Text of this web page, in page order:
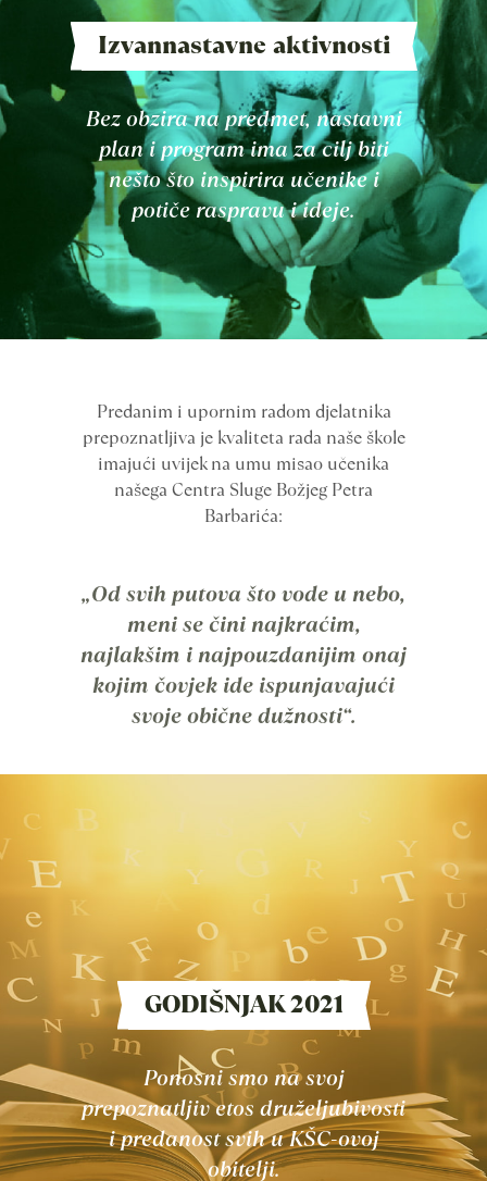
Izvannastavne aktivnosti
Bez obzira na predmet, nastavni
plan i program ima za cilj biti
nešto što inspirira učenike i
potiče raspravu i ideje.
Predanim i upornim radom djelatnika
prepoznatljiva je kvaliteta rada naše škole
imajući uvijek na umu misao učenika
našega Centra Sluge Božjeg Petra
Barbarića:
„Od svih putova što vode u nebo,
meni se čini najkraćim,
najlakšim i najpouzdanijim onaj
kojim čovjek ide ispunjavajući
svoje obične dužnosti“.
GODIŠNJAK 2021
Ponosni smo na svoj
prepoznatljiv etos druželjubivosti
i predanost svih u KŠC-ovoj
obitelji.